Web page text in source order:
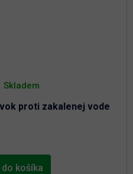
proti zakalenej vode
Skladem